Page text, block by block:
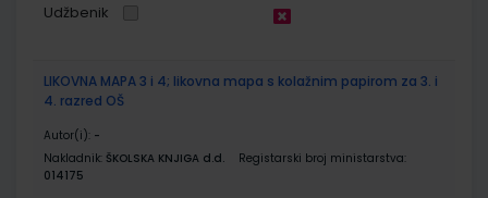
Udžbenik
LIKOVNA MAPA 3 i 4; likovna mapa s kolažnim papirom za 3. i
4. razred OŠ
Autor(i): -
Nakladnik: ŠKOLSKA KNJIGA d.d.
Registarski broj ministarstva:
014175